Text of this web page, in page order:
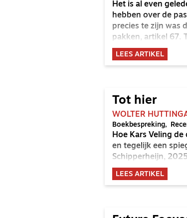
Het is al even
hebben over de
precies te zijn was
pakken, artikel 67.
studentenpastores
LEES ARTIKEL
Tot hier
WOLTER
Boekbespreking
Hoe Kars Veling
en tegelijk een
Schipperheijn,
LEES ARTIKEL